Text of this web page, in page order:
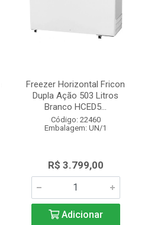
Freezer Horizontal Fricon
Dupla Ação 503 Litros
Branco HCED5...
Código: 22460
Embalagem: UN/1
R$ 3.799,00
Adicionar